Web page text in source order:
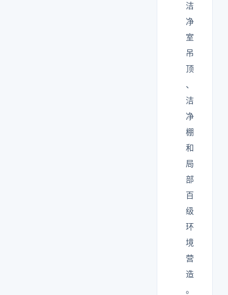
洁
净
室
吊
顶
、
洁
净
棚
和
局
部
百
级
环
境
营
造
。